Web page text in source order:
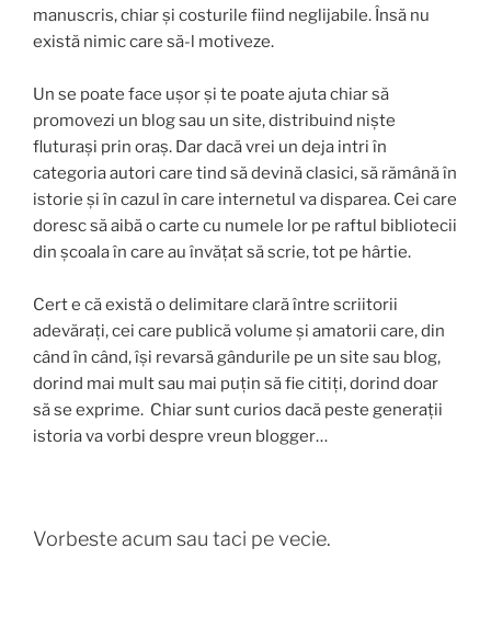
manuscris, chiar și costurile fiind neglijabile. Însă nu
există nimic care să-l motiveze.
Un se poate face ușor și te poate ajuta chiar să
promovezi un blog sau un site, distribuind niște
fluturași prin oraș. Dar dacă vrei un deja intri în
categoriaautori care tind să devină clasici, să rămână în
istorie și în cazul în care internetul va disparea. Cei care
doresc să aibă o carte cu numele lor pe raftul bibliotecii
din școala în care auînvățat să scrie, tot pe hârtie.
Cert e că există o delimitare clară între scriitorii
adevărați, cei care publică volume și amatorii care, din
când în când, își revarsă gândurile pe un site sau blog,
dorind mai mult sau mai puțin să fie citiți, dorind doar
să se exprime. Chiar sunt curios dacă peste generații
istoria va vorbi despre vreun blogger…
Vorbeste acum sau taci pe vecie.